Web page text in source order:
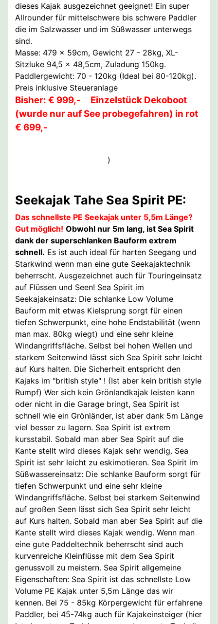
dieses Kajak ausgezeichnet geeignet! Ein super
Allrounder für mittelschwere bis schwere Paddler
die im Salzwasser und im Süßwasser unterwegs
sind.
Masse: 479 x 59cm, Gewicht 27 - 28kg, XL-
Sitzluke 94,5 x 48,5cm, Zuladung 150kg.
Paddlergewicht: 70 - 120kg (Ideal bei 80-120kg).
Preis inklusive Steueranlage
Bisher: € 999,- Einzelstück Dekoboot
(wurde nur auf See probegefahren) in rot
€ 699,-
)
Seekajak Tahe Sea Spirit PE:
Das schnellste PE Seekajak unter 5,5m Länge?
Gut möglich! Obwohl nur 5m lang, ist Sea Spirit
dank der superschlanken Bauform extrem
schnell. Es ist auch ideal für harten Seegang und
Starkwind wenn man eine gute Seekajaktechnik
beherrscht. Ausgezeichnet auch für Touringeinsatz
auf Flüssen und Seen! Sea Spirit im
Seekajakeinsatz: Die schlanke Low Volume
Bauform mit etwas Kielsprung sorgt für einen
tiefen Schwerpunkt, eine hohe Endstabilität (wenn
man max. 80kg wiegt) und eine sehr kleine
Windangriffsfläche. Selbst bei hohen Wellen und
starkem Seitenwind lässt sich Sea Spirit sehr leicht
auf Kurs halten. Die Sicherheit entspricht den
Kajaks im "british style" ! (Ist aber kein british style
Rumpf) Wer sich kein Grönlandkajak leisten kann
oder nicht in die Garage bringt, Sea Spirit ist
schnell wie ein Grönländer, ist aber dank 5m Länge
viel besser zu lagern. Sea Spirit ist extrem
kursstabil. Sobald man aber Sea Spirit auf die
Kante stellt wird dieses Kajak sehr wendig. Sea
Spirit ist sehr leicht zu eskimotieren. Sea Spirit im
Süßwassereinsatz: Die schlanke Bauform sorgt für
tiefen Schwerpunkt und eine sehr kleine
Windangriffsfläche. Selbst bei starkem Seitenwind
auf großen Seen lässt sich Sea Spirit sehr leicht
auf Kurs halten. Sobald man aber Sea Spirit auf die
Kante stellt wird dieses Kajak wendig. Wenn man
eine gute Paddeltechnik beherrscht sind auch
kurvenreiche Kleinflüsse mit dem Sea Spirit
genussvoll zu meistern. Sea Spirit allgemeine
Eigenschaften: Sea Spirit ist das schnellste Low
Volume PE Kajak unter 5,5m Länge das wir
kennen. Bei 75 - 85kg Körpergewicht für erfahrene
Paddler, bei 45-74kg auch für Kajakeinsteiger (hier